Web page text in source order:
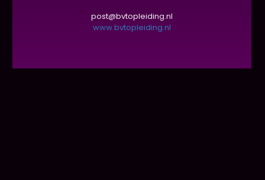
post@bvtopleiding.nl
www.bvtopleiding.nl